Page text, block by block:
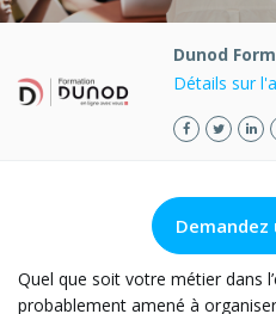
Dunod
Détails sur
Demandez
Quel que soit votre métier dans
probablement amené à